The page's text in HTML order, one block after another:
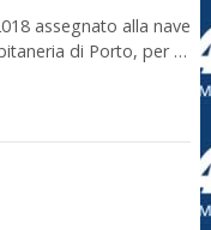
assegnato alla nave
di Porto, per …